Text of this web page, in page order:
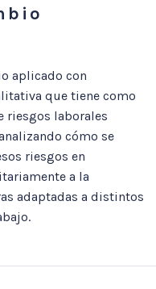
aplicado con
que tiene como
riesgos laborales
cómo se
riesgos en
a la
adaptadas a distintos